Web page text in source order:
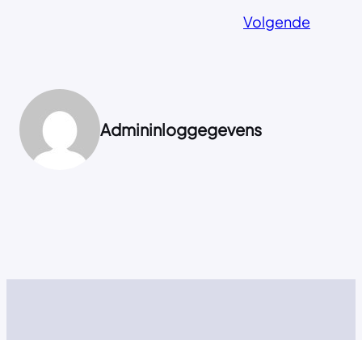
Volgende
Admininloggegevens